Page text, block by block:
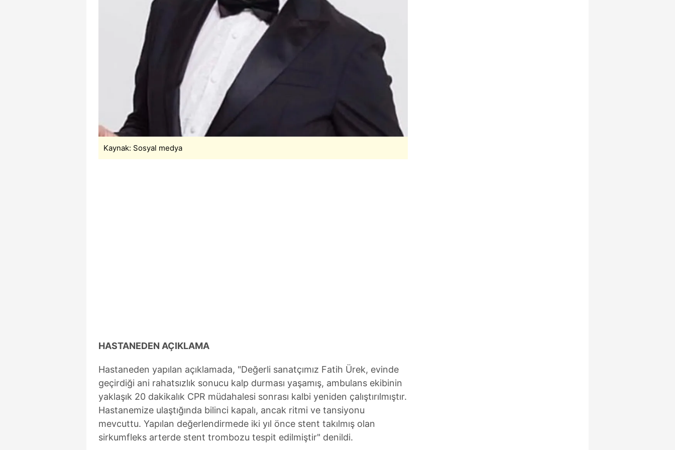
mevzuata uygun olarak kullanılan çerezlerle ilgili bilgi almak için lütfen
Kaynak: Sosyal medya
HASTANEDEN AÇIKLAMA
Hastaneden yapılan açıklamada, "Değerli sanatçımız Fatih Ürek, evinde
geçirdiği ani rahatsızlık sonucu kalp durması yaşamış, ambulans ekibinin
yaklaşık 20 dakikalık CPR müdahalesi sonrası kalbi yeniden çalıştırılmıştır.
Hastanemize ulaştığında bilinci kapalı, ancak ritmi ve tansiyonu
mevcuttu. Yapılan değerlendirmede iki yıl önce stent takılmış olan
sirkumfleks arterde stent trombozu tespit edilmiştir" denildi.